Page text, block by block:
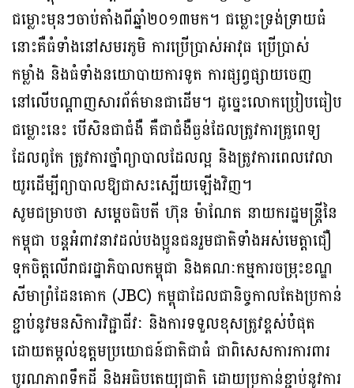
ជម្លោះមុនៗចាប់តាំងពីឆ្នាំ២០១៣មក។ ជម្លោះទ្រង់ទ្រាយធំ
នោះគឺធំទាំងនៅសមរភូមិ ការប្រើប្រាស់អាវុធ ប្រើប្រាស់
កម្លាំង និងធំទាំងនយោបាយការទូត ការផ្សព្វផ្សាយចេញ
នៅលើបណ្ដាញសារព័ត៌មានជាដើម។ ដូច្នេះលោកប្រៀបធៀប
ជម្លោះនេះ បើសិនជាជំងឺ គឺជាជំងឺធ្ងន់ដែលត្រូវការគ្រូពេទ្យ
ដែលពូកែ ត្រូវការថ្នាំព្យាបាលដែលល្អ និងត្រូវការពេលវេលា
យូរដើម្បីព្យាបាលឱ្យជាសះស្បើយឡើងវិញ។
សូមជម្រាបថា សម្ដេចធិបតី ហ៊ុន ម៉ាណែត នាយករដ្ឋមន្រ្ដីនៃ
កម្ពុជា បន្តអំពាវនាវដល់បងប្អូនជនរួមជាតិទាំងអស់មេត្តាជឿ
ទុកចិត្តលើរាជរដ្ឋាភិបាលកម្ពុជា និងគណៈកម្មការចម្រុះខណ្ឌ
សីមាព្រំដែនគោក (JBC) កម្ពុជាដែលជានិច្ចកាលតែងប្រកាន់
ខ្ជាប់នូវមនសិការវិជ្ជាជីវៈ និងការទទួលខុសត្រូវខ្ពស់បំផុត
ដោយតម្កល់ឧត្តមប្រយោជន៍ជាតិជាធំ ជាពិសេសការការពារ
បូរណភាពទឹកដី និងអធិបតេយ្យជាតិ ដោយប្រកាន់ខ្ជាប់នូវការ